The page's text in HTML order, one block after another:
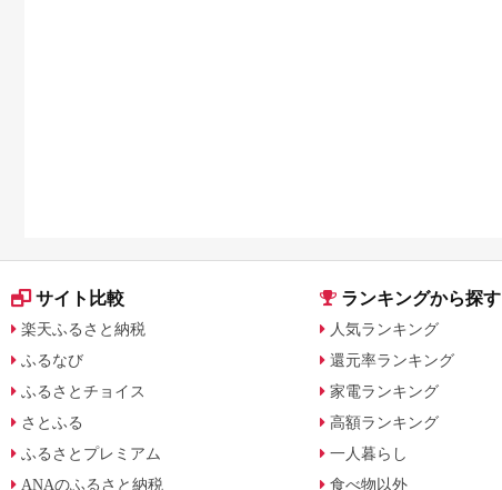
サイト比較
楽天ふるさと納税
ふるなび
ふるさとチョイス
さとふる
ふるさとプレミアム
ANAのふるさと納税
ランキングから探す
人気ランキング
還元率ランキング
家電ランキング
高額ランキング
一人暮らし
食べ物以外